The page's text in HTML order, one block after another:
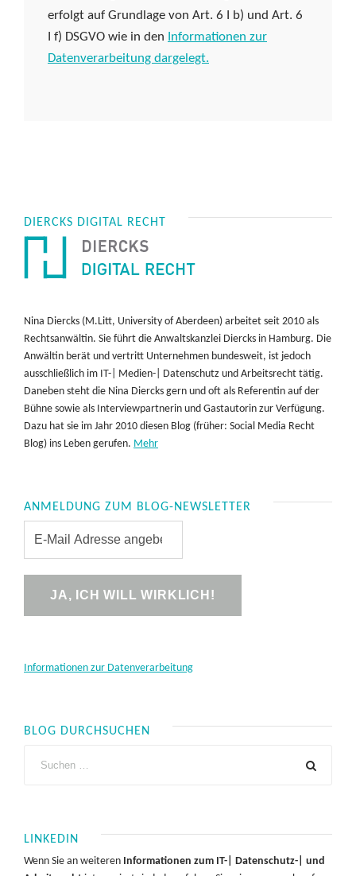
erfolgt auf Grundlage von Art. 6 I b) und Art. 6
I f) DSGVO wie in den Informationen zur
Datenverarbeitung dargelegt.
DIERCKS DIGITAL RECHT
Nina Diercks (M.Litt, University of Aberdeen) arbeitet seit 2010 als
Rechtsanwältin. Sie führt die Anwaltskanzlei Diercks in Hamburg. Die
Anwältin berät und vertritt Unternehmen bundesweit, ist jedoch
ausschließlich im IT-| Medien-| Datenschutz und Arbeitsrecht tätig.
Daneben steht die Nina Diercks gern und oft als Referentin auf der
Bühne sowie als Interviewpartnerin und Gastautorin zur Verfügung.
Dazu hat sie im Jahr 2010 diesen Blog (früher: Social Media Recht
Blog) ins Leben gerufen. Mehr
ANMELDUNG ZUM BLOG-NEWSLETTER
Informationen zur Datenverarbeitung
BLOG DURCHSUCHEN
LINKEDIN
Wenn Sie an weiteren Informationen zum IT-| Datenschutz-| und